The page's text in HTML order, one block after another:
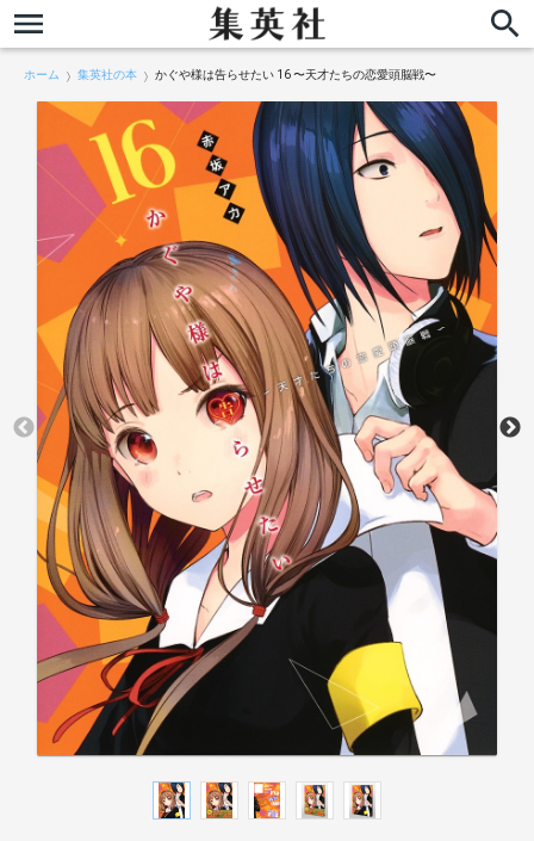
ホーム 集英社の本 かぐや様は告らせたい 16 〜天才たちの恋愛頭脳戦〜